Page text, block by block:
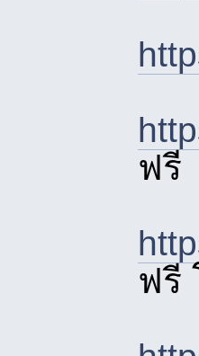
ฟรี
ฟรี